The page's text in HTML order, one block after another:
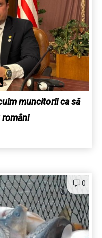
muncitorii ca să
români
0